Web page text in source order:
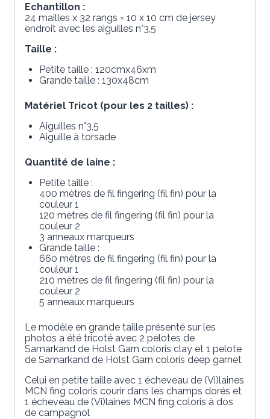
Echantillon :
24 mailles x 32 rangs = 10 x 10 cm de jersey
endroit avec les aiguilles n°3,5
Taille :
Petite taille : 120cmx46xm
Grande taille : 130x48cm
Matériel Tricot (pour les 2 tailles) :
Aiguilles n°3,5
Aiguille à torsade
Quantité de laine :
Petite taille :
400 mètres de fil fingering (fil fin) pour la
couleur 1
120 mètres de fil fingering (fil fin) pour la
couleur 2
3 anneaux marqueurs
Grande taille :
660 mètres de fil fingering (fil fin) pour la
couleur 1
210 mètres de fil fingering (fil fin) pour la
couleur 2
5 anneaux marqueurs
Le modèle en grande taille présenté sur les
photos a été tricoté avec 2 pelotes de
Samarkand de Holst Garn coloris clay et 1 pelote
de Samarkand de Holst Garn coloris deep garnet
Celui en petite taille avec 1 écheveau de (Vi)laines
MCN fing coloris courir dans les champs dorés et
1 écheveau de (Vi)laines MCN fing coloris à dos
de campagnol